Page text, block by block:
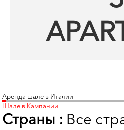
Аренда шале в Италии
Шале в Кампании
Страны : Все